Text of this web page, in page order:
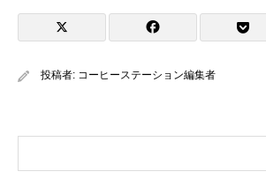
投稿者: コーヒーステーション編集者